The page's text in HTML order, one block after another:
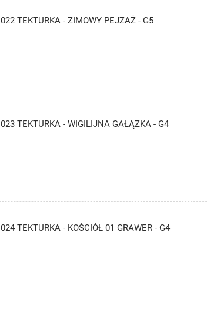
022 TEKTURKA - ZIMOWY PEJZAŻ - G5
023 TEKTURKA - WIGILIJNA GAŁĄZKA - G4
024 TEKTURKA - KOŚCIÓŁ 01 GRAWER - G4